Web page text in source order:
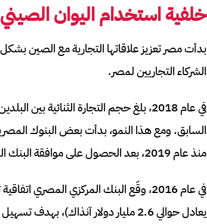
خلفية استخدام اليوان
بدأت مصر تعزيز علاقاتها التجارية مع الصين
الشركاء التجاريين لمصر.
منذ عام 2019، بعد الحصول على موافقة البنك المركزي المصري.
يعادل حوالي 2.6 مليار دولار آنذاك)،